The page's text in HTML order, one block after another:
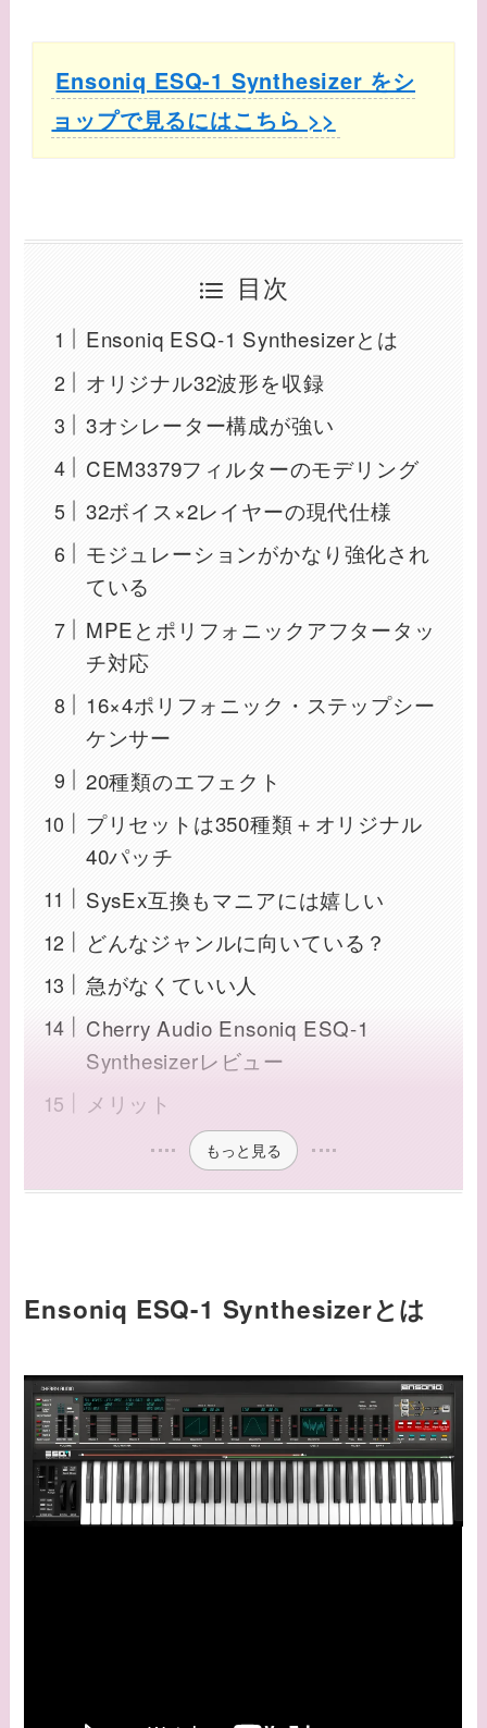
Ensoniq ESQ-1 Synthesizer をシ
ョップで見るにはこちら >>
目次
Ensoniq ESQ-1 Synthesizerとは
オリジナル32波形を収録
3オシレーター構成が強い
CEM3379フィルターのモデリング
32ボイス×2レイヤーの現代仕様
モジュレーションがかなり強化され
ている
MPEとポリフォニックアフタータッ
チ対応
16×4ポリフォニック・ステップシー
ケンサー
20種類のエフェクト
プリセットは350種類＋オリジナル
40パッチ
SysEx互換もマニアには嬉しい
どんなジャンルに向いている？
急がなくていい人
Cherry Audio Ensoniq ESQ-1
Synthesizerレビュー
メリット
もっと見る
Ensoniq ESQ-1 Synthesizerとは